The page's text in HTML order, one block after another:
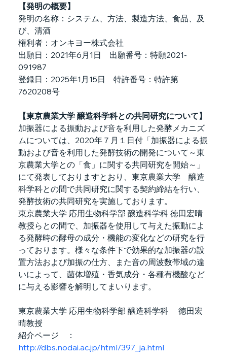
【発明の概要】
発明の名称：システム、方法、製造方法、食品、及
び、清酒
権利者：オンキヨー株式会社
出願日：2021年6月1日　出願番号：特願2021-
091987
登録日：2025年1月15日　特許番号：特許第
7620208号
【東京農業大学 醸造科学科との共同研究について】
加振器による振動および音を利用した発酵メカニズ
ムについては、2020年７月１日付「加振器による振
動および音を利用した発酵技術の開発について～東
京農業大学との「食」に関する共同研究を開始～」
にて発表しておりますとおり、東京農業大学　醸造
科学科との間で共同研究に関する契約締結を行い、
発酵技術の共同研究を実施しております。
東京農業大学 応用生物科学部 醸造科学科 徳田宏晴
教授らとの間で、加振器を使用して与えた振動によ
る発酵時の酵母の成分・機能の変化などの研究を行
っております。様々な条件下で効果的な加振器の設
置方法および加振の仕方、また音の周波数帯域の違
いによって、菌体増殖・香気成分・各種有機酸など
に与える影響を解明してまいります。
東京農業大学 応用生物科学部 醸造科学科　 徳田宏
晴教授
紹介ページ　：
http://dbs.nodai.ac.jp/html/397_ja.html